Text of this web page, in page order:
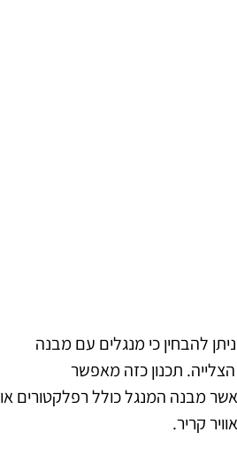
להבחין כי מנגלים עם מבנה
תכנון כזה מאפשר
מבנה המנגל כולל רפלקטורים או
קריר.